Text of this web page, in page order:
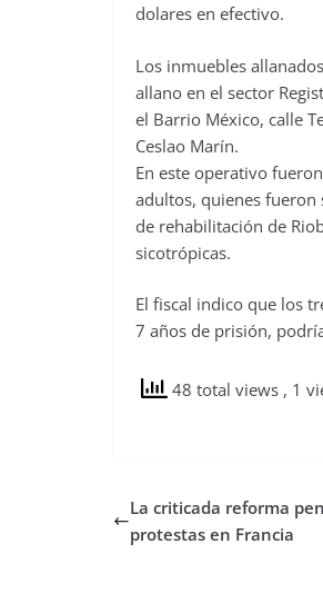
dolares en efectivo.
Los inmuebles
allano en el sector
el Barrio México, calle
Ceslao Marín.
En este operativo
adultos, quienes fueron
de rehabilitación de
sicotrópicas.
El fiscal indico que los
7 años de prisión,
48 total views , 1
La criticada reforma
protestas en Francia